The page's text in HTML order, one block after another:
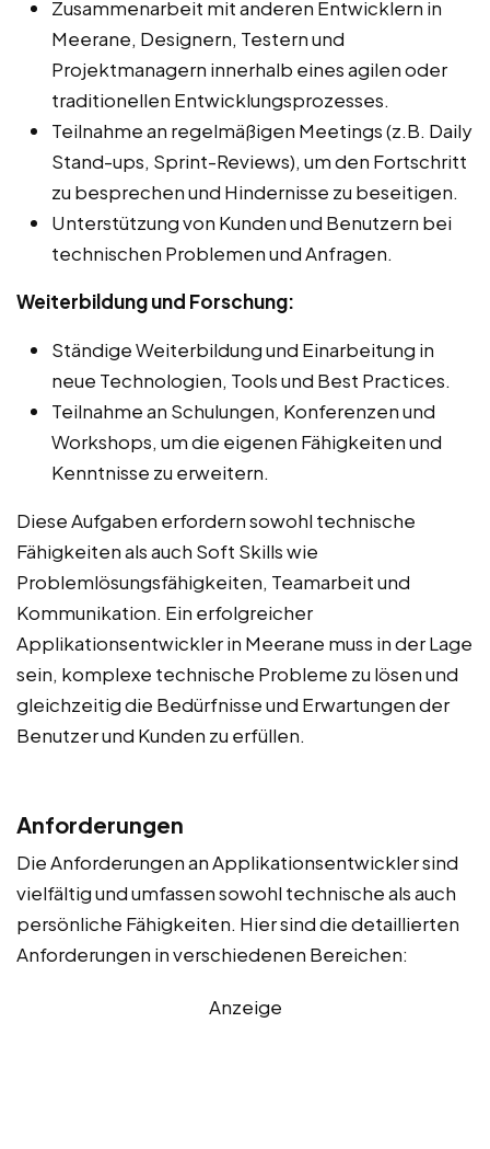
Zusammenarbeit mit anderen Entwicklern in
Meerane, Designern, Testern und
Projektmanagern innerhalb eines agilen oder
traditionellen Entwicklungsprozesses.
Teilnahme an regelmäßigen Meetings (z.B. Daily
Stand-ups, Sprint-Reviews), um den Fortschritt
zu besprechen und Hindernisse zu beseitigen.
Unterstützung von Kunden und Benutzern bei
technischen Problemen und Anfragen.
Weiterbildung und Forschung:
Ständige Weiterbildung und Einarbeitung in
neue Technologien, Tools und Best Practices.
Teilnahme an Schulungen, Konferenzen und
Workshops, um die eigenen Fähigkeiten und
Kenntnisse zu erweitern.
Diese Aufgaben erfordern sowohl technische
Fähigkeiten als auch Soft Skills wie
Problemlösungsfähigkeiten, Teamarbeit und
Kommunikation. Ein erfolgreicher
Applikationsentwickler in Meerane muss in der Lage
sein, komplexe technische Probleme zu lösen und
gleichzeitig die Bedürfnisse und Erwartungen der
Benutzer und Kunden zu erfüllen.
Anforderungen
Die Anforderungen an Applikationsentwickler sind
vielfältig und umfassen sowohl technische als auch
persönliche Fähigkeiten. Hier sind die detaillierten
Anforderungen in verschiedenen Bereichen:
Anzeige